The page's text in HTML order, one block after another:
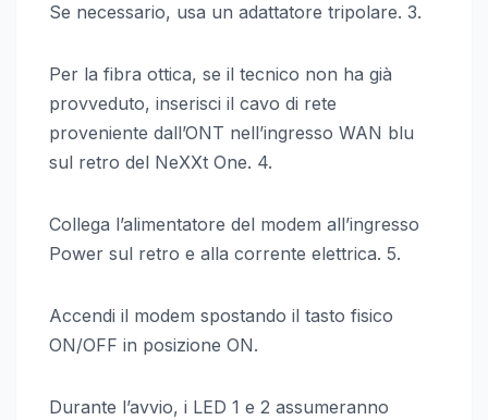
Se necessario, usa un adattatore tripolare. 3.
Per la fibra ottica, se il tecnico non ha già
provveduto, inserisci il cavo di rete
proveniente dall’ONT nell’ingresso WAN blu
sul retro del NeXXt One. 4.
Collega l’alimentatore del modem all’ingresso
Power sul retro e alla corrente elettrica. 5.
Accendi il modem spostando il tasto fisico
ON/OFF in posizione ON.
Durante l’avvio, i LED 1 e 2 assumeranno